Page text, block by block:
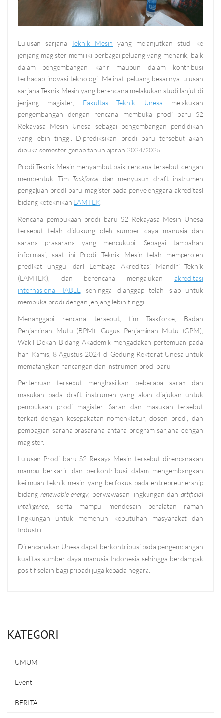
Lulusan sarjana Teknik Mesin yang melanjutkan studi ke
jenjang magister memiliki berbagai peluang yang menarik, baik
dalam pengembangan karir maupun dalam kontribusi
terhadap inovasi teknologi. Melihat peluang besarnya lulusan
sarjana Teknik Mesin yang berencana melakukan studi lanjut di
jenjang magister, Fakultas Teknik Unesa melakukan
pengembangan dengan rencana membuka prodi baru S2
Rekayasa Mesin Unesa sebagai pengembangan pendidikan
yang lebih tinggi. Diprediksikan prodi baru tersebut akan
dibuka semester genap tahun ajaran 2024/2025.
Prodi Teknik Mesin menyambut baik rencana tersebut dengan
membentuk Tim Taskforce dan menyusun draft instrumen
pengajuan prodi baru magister pada penyelenggara akreditasi
bidang keteknikan LAMTEK
Rencana pembukaan prodi baru S2 Rekayasa Mesin Unesa
tersebut telah didukung oleh sumber daya manusia dan
sarana prasarana yang mencukupi. Sebagai tambahan
informasi, saat ini Prodi Teknik Mesin telah memperoleh
predikat unggul dari Lembaga Akreditasi Mandiri Teknik
(LAMTEK), dan berencana mengajukan akreditasi
internasional IABEEsehingga dianggap telah siap untuk
membuka prodi dengan jenjang lebih tinggi.
Menanggapi rencana tersebut, tim Taskforce, Badan
Penjaminan Mutu (BPM), Gugus Penjaminan Mutu (GPM),
Wakil Dekan Bidang Akademik mengadakan pertemuan pada
hari Kamis, 8 Agustus 2024 di Gedung Rektorat Unesa untuk
mematangkan rancangan dan instrumen prodi baru
Pertemuan tersebut menghasilkan beberapa saran dan
masukan pada draft instrumen yang akan diajukan untuk
pembukaan prodi magister. Saran dan masukan tersebut
terkait dengan kesepakatan nomenklatur, dosen prodi, dan
pembagian sarana prasarana antara program sarjana dengan
magister.
Lulusan Prodi baru S2 Rekaya Mesin tersebut direncanakan
mampu berkarir dan berkontribusi dalam mengembangkan
keilmuan teknik mesin yang berfokus pada entrepreunership
bidang renewable energy, berwawasan lingkungan danartificial
intelligence , serta mampu mendesain peralatan ramah
lingkungan untuk memenuhi kebutuhan masyarakat dan
Industri.
Direncanakan Unesa dapat berkontribusi pada pengembangan
kualitas sumber daya manusia Indonesia sehingga berdampak
positif selain bagi pribadi juga kepada negara.
KATEGORI
UMUM
Event
BERITA